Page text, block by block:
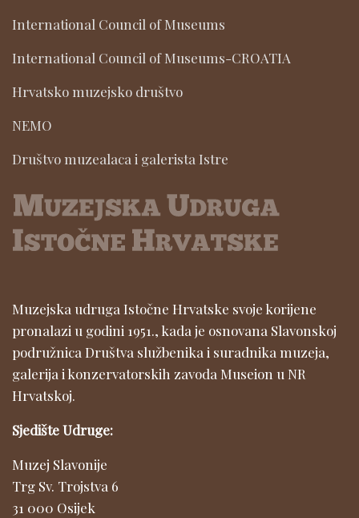
International Council of Museums
International Council of Museums-CROATIA
Hrvatsko muzejsko društvo
NEMO
Društvo muzealaca i galerista Istre
Muzejska udruga Istočne Hrvatske svoje korijene
pronalazi u godini 1951., kada je osnovana Slavonskoj
podružnica Društva službenika i suradnika muzeja,
galerija i konzervatorskih zavoda Museion u NR
Hrvatskoj.
Sjedište Udruge:
Muzej Slavonije
Trg Sv. Trojstva 6
31 000 Osijek